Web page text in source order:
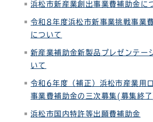
浜松市新産業創出事業費補助金に
令和8年度浜松市新事業挑戦事業
について
新産業補助金新製品プレゼンテー
いて
令和6年度（補正）浜松市産業用
事業費補助金の三次募集(募集終
浜松市国内特許等出願費補助金